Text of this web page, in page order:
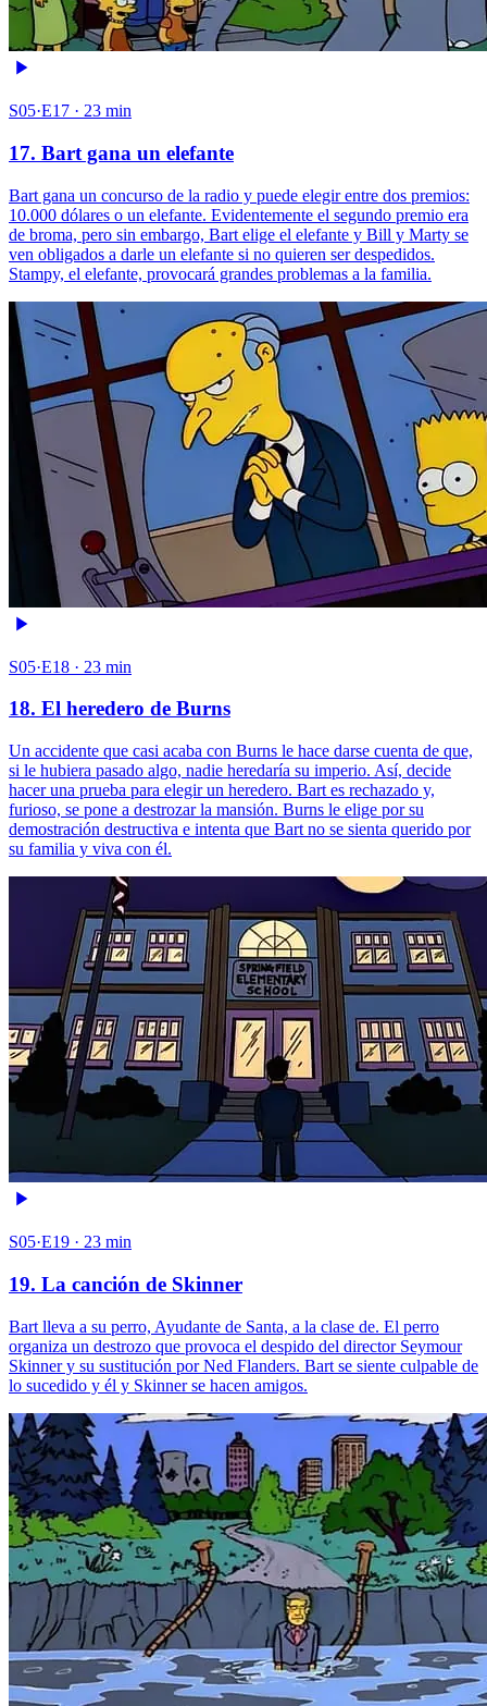
S05·E17 · 23 min
17. Bart gana un elefante
Bart gana un concurso de la radio y puede elegir entre dos premios:
10.000 dólares o un elefante. Evidentemente el segundo premio era
de broma, pero sin embargo, Bart elige el elefante y Bill y Marty se
ven obligados a darle un elefante si no quieren ser despedidos.
Stampy, el elefante, provocará grandes problemas a la familia.
S05·E18 · 23 min
18. El heredero de Burns
Un accidente que casi acaba con Burns le hace darse cuenta de que,
si le hubiera pasado algo, nadie heredaría su imperio. Así, decide
hacer una prueba para elegir un heredero. Bart es rechazado y,
furioso, se pone a destrozar la mansión. Burns le elige por su
demostración destructiva e intenta que Bart no se sienta querido por
su familia y viva con él.
S05·E19 · 23 min
19. La canción de Skinner
Bart lleva a su perro, Ayudante de Santa, a la clase de. El perro
organiza un destrozo que provoca el despido del director Seymour
Skinner y su sustitución por Ned Flanders. Bart se siente culpable de
lo sucedido y él y Skinner se hacen amigos.